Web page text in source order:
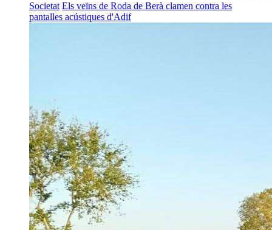
Societat Els veïns de Roda de Berà clamen contra les
pantalles acústiques d'Adif